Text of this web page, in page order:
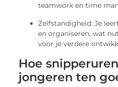
teamwork en time
Zelfstandigheid: Je
en organiseren, wat
voor je verdere
Hoe
jongeren ten